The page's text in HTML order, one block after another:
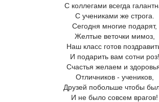
С коллегами всегда
С учениками же строга.
Сегодня многие подарят,
Желтые веточки мимоз,
Наш класс готов
И подарить вам сотни роз!
Счастья желаем и
Отличников - учеников,
Друзей побольше чтобы
И не было совсем врагов!